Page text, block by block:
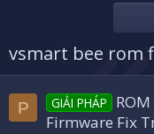
vsmart bee rom
P GIẢI PHÁP
Firmware Fix